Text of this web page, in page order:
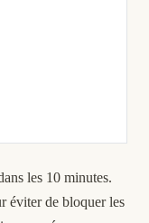
les 10 minutes.
éviter de bloquer les